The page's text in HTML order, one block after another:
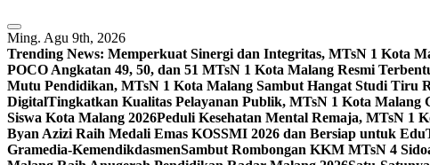
Ming. Agu 9th, 2026
Trending News: Memperkuat Sinergi dan Integritas, MTsN 1 Kota
POCO Angkatan 49, 50, dan 51 MTsN 1 Kota Malang Resmi
Mutu Pendidikan, MTsN 1 Kota Malang Sambut Hangat Studi Tiru
DigitalTingkatkan Kualitas Pelayanan Publik, MTsN 1 Kota Malang
Siswa Kota Malang 2026Peduli Kesehatan Mental Remaja, MTsN 1
Byan Azizi Raih Medali Emas KOSSMI 2026 dan Bersiap untuk
Gramedia-KemendikdasmenSambut Rombongan KKM MTsN 4